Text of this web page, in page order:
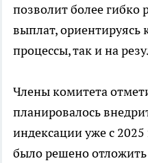
позволит более гибко
выплат,
процессы, так и на
Члены комитета
планировалось
индексации уже с 2025
было решено